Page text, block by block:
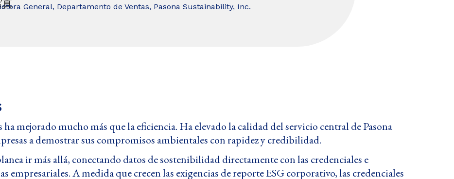
General, Departamento de Ventas, Pasona Sustainability, Inc.
mejorado mucho más que la eficiencia. Ha elevado la calidad del servicio central de Pasona
a demostrar sus compromisos ambientales con rapidez y credibilidad.
ir más allá, conectando datos de sostenibilidad directamente con las credenciales e
empresariales. A medida que crecen las exigencias de reporte ESG corporativo, las credenciales